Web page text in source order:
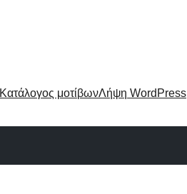
Κατάλογος μοτίβωνΛήψη WordPress